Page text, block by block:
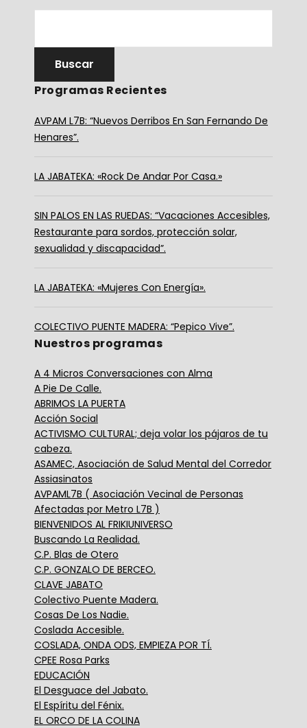
Programas Recientes
AVPAM L7B: “Nuevos Derribos En San Fernando De
Henares”.
LA JABATEKA: «Rock De Andar Por Casa.»
SIN PALOS EN LAS RUEDAS: “Vacaciones Accesibles,
Restaurante para sordos, protección solar,
sexualidad y discapacidad”.
LA JABATEKA: «Mujeres Con Energía».
COLECTIVO PUENTE MADERA: “Pepico Vive”.
Nuestros programas
A 4 Micros Conversaciones con Alma
A Pie De Calle.
ABRIMOS LA PUERTA
Acción Social
ACTIVISMO CULTURAL; deja volar los pájaros de tu
cabeza.
ASAMEC, Asociación de Salud Mental del Corredor
Assiasinatos
AVPAML7B ( Asociación Vecinal de Personas
Afectadas por Metro L7B )
BIENVENIDOS AL FRIKIUNIVERSO
Buscando La Realidad.
C.P. Blas de Otero
C.P. GONZALO DE BERCEO.
CLAVE JABATO
Colectivo Puente Madera.
Cosas De Los Nadie.
Coslada Accesible.
COSLADA, ONDA ODS, EMPIEZA POR TÍ.
CPEE Rosa Parks
EDUCACIÓN
El Desguace del Jabato.
El Espíritu del Fénix.
EL ORCO DE LA COLINA